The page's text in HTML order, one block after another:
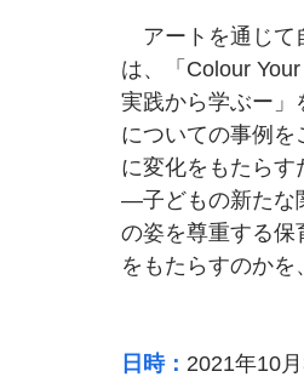
アートを通じて
は、「Colour
実践から学ぶー」
についての事例
に変化をもたら
―子どもの新たな
の姿を尊重する保
をもたらすのか
日時： 2021年10